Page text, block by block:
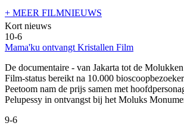
+ MEER FILMNIEUWS
Kort nieuws
10-6
Mama'ku ontvangt Kristallen Film
De documentaire - van Jakarta tot de
Film-status bereikt na 10.000
Peetoom nam de prijs samen met
Pelupessy in ontvangst bij het Moluks
9-6